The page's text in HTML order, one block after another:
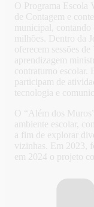
O Programa Escola
de Contagem e
municipal,
milhões. Dentro da
oferecem sessões
aprendizagem
contraturno escolar.
participam de
tecnologia e
O “Além dos
ambiente escolar,
a fim de explorar
vizinhas. Em 2023,
em 2024 o projeto